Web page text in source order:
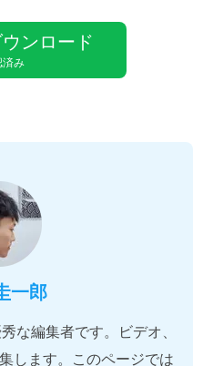
ンロード
済み
一郎
な編集者です。ビデオ、
します。このページでは